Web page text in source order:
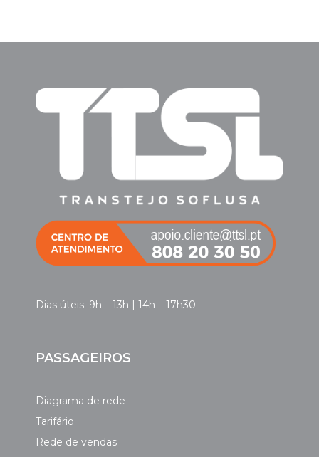
Dias úteis: 9h – 13h | 14h – 17h30
PASSAGEIROS
Diagrama de rede
Tarifário
Rede de vendas